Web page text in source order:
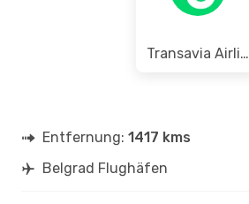
Transavia Airlines
Entfernung: 1417 kms
Belgrad Flughäfen